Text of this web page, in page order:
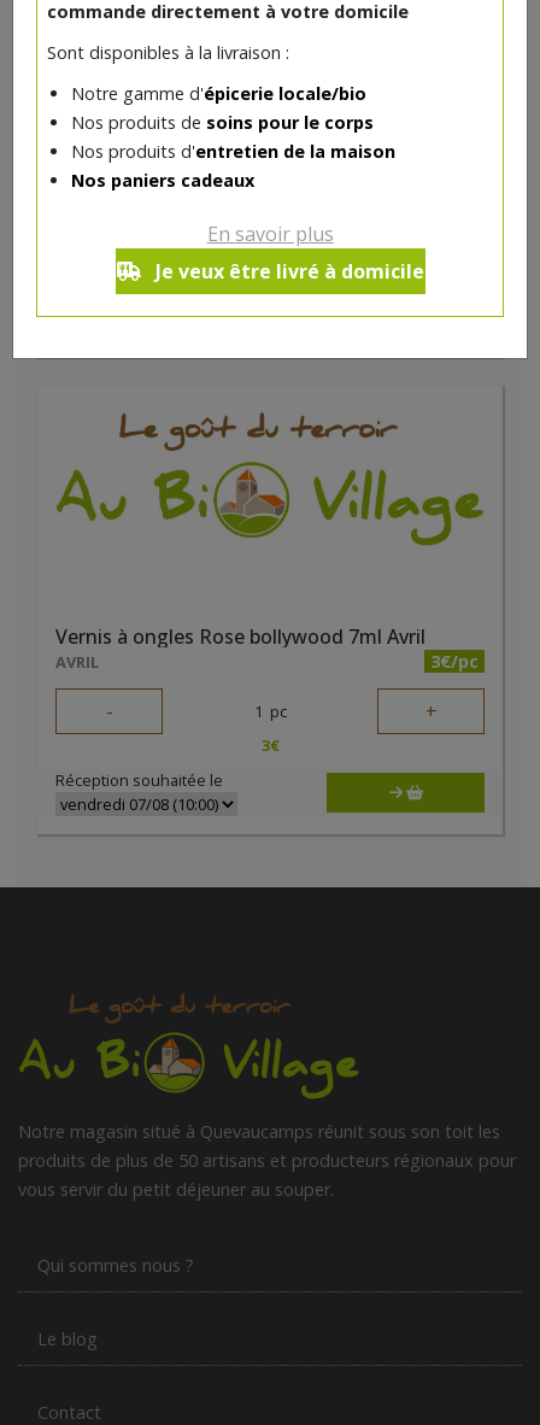
commande directement à votre domicile
Sont disponibles à la livraison :
Notre gamme d'épicerie locale/bio
Nos produits de soins pour le corps
Nos produits d'entretien de la maison
Nos paniers cadeaux
En savoir plus
Je veux être livré à domicile
Vernis à ongles Pamplemousse rose 7ml Avril
AVRIL
1 pc
4€
Vernis à ongles Rose bollywood 7ml Avril
AVRIL 3€/pc
- 1 pc +
3€
Réception souhaitée le
Notre magasin situé à Quevaucamps réunit sous son toit les
produits de plus de 50 artisans et producteurs régionaux pour
vous servir du petit déjeuner au souper.
Qui sommes nous ?
Le blog
Contact